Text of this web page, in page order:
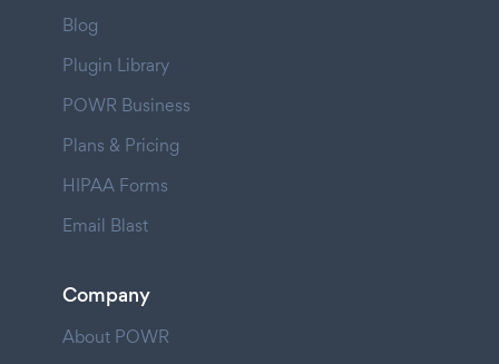
Blog
Plugin Library
POWR Business
Plans & Pricing
HIPAA Forms
Email Blast
Company
About POWR